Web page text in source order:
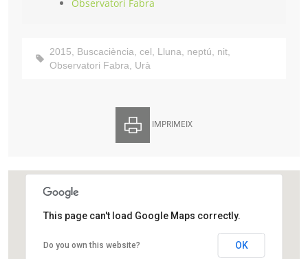
Observatori Fabra
2015, Buscaciència, cel, Lluna, neptú, nit,
Observatori Fabra, Urà
IMPRIMEIX
Observatori Fabra
Camí de l'Observatori, s/n
This page can't load Google Maps correctly.
Do you own this website? OK